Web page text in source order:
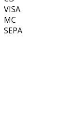
VISA
MC
SEPA